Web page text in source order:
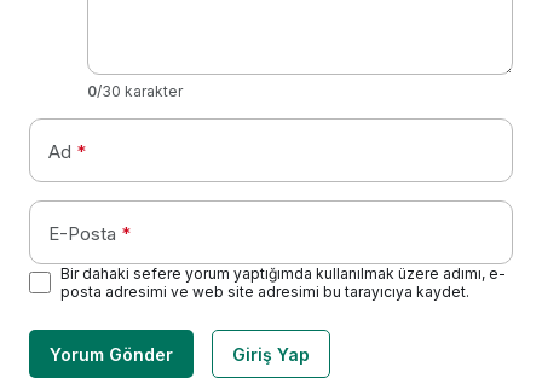
0/30 karakter
Ad *
E-Posta *
Bir dahaki sefere yorum yaptığımda kullanılmak üzere adımı, e-
posta adresimi ve web site adresimi bu tarayıcıya kaydet.
Yorum Gönder Giriş Yap